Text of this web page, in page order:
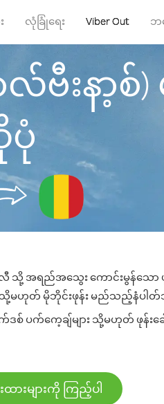
လုံခြုံရေး Viber Out ဘ
းနာ့စ်)
လီ သို့ အရည်အသွေး ကောင်းမွန်သော
သို့မဟုတ် မိုဘိုင်းဖုန်း မည်သည့်နံပါတ်
ဒစ် ပက်ကေ့ချ်များ သို့မဟုတ် ဖုန်
းများကို ကြည့်ပါ